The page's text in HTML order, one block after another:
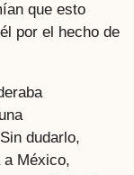
que esto
por el hecho de
dudarlo,
a México,